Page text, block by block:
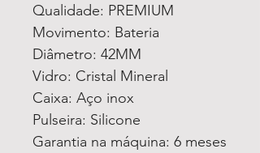
Qualidade: PREMIUM
Movimento: Bateria
Diâmetro: 42MM
Vidro: Cristal Mineral
Caixa: Aço inox
Pulseira: Silicone
Garantia na máquina: 6 meses